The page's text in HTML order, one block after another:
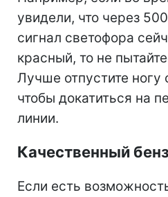
увидели, что через
сигнал светофора
красный, то не
Лучше отпустите ногу
чтобы докатиться на
линии.
Качественный
Если есть